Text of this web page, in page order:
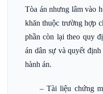
Tòa án nhưng lâm vào
khăn thuộc trường hợp
phần còn lại theo quy
án dân sự và quyết
hành án.
– Tài liệu chứng